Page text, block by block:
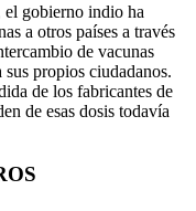
el gobierno indio ha
a otros países a través
de vacunas
propios ciudadanos.
de los fabricantes de
de esas dosis todavía